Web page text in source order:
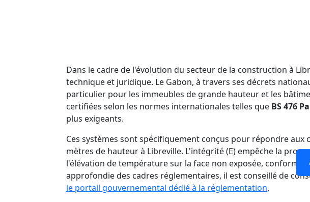
Dans le cadre de l'évolution du secteur de la construction à
technique et juridique. Le Gabon, à travers ses décrets
particulier pour les immeubles de grande hauteur et les
certifiées selon les normes internationales telles que BS 476
plus exigeants.
Ces systèmes sont spécifiquement conçus pour répondre aux
mètres de hauteur à Libreville. L'intégrité (E) empêche la
l'élévation de température sur la face non exposée,
approfondie des cadres réglementaires, il est conseillé de
le portail gouvernemental dédié à la réglementation.